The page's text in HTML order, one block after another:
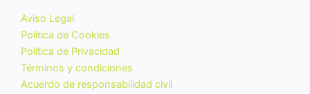
Aviso Legal
Política de Cookies
Política de Privacidad
Términos y condiciones
Acuerdo de responsabilidad civil